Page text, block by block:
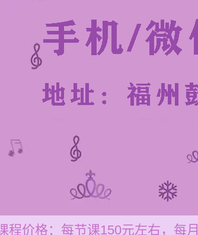
程价格：每节课150元左右，每